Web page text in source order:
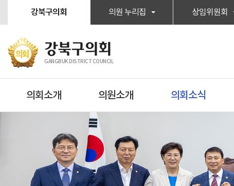
강북구의회
의원 누리집 상임위원회
강북구의회
GANGBUK DISTRICT COUNCIL
의회소개 의원소개 의회소식